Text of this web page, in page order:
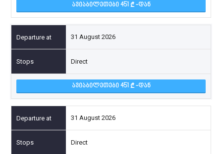
ᲐᲕᲘᲐᲑᲘᲚᲔᲗᲔᲑᲘ 451 -ᲓᲐᲜ
31 August 2026
Direct
ᲐᲕᲘᲐᲑᲘᲚᲔᲗᲔᲑᲘ 451 -ᲓᲐᲜ
31 August 2026
Direct